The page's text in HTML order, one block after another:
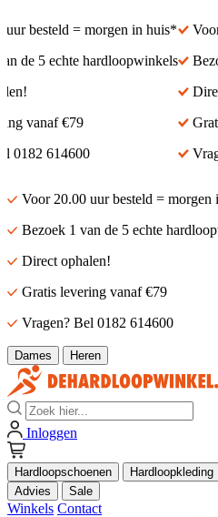
besteld = morgen in huis*
de 5 echte hardloopwinkels
vanaf €79
614600
Voor
Direct
Gratis
Voor 20.00 uur besteld = morgen
Bezoek 1 van de 5 echte
Direct ophalen!
Gratis levering vanaf €79
Vragen? Bel 0182 614600
Dames Heren
Zoek
Inloggen
Hardloopschoenen Hardloopkleding
Advies
Sale
Winkels Contact